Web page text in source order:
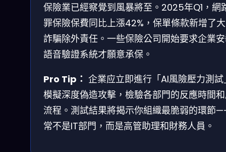
保險業已經察覺到風暴將至。2025年Q1，網
罪保險保費同比上漲42%，保單條款新增了
詐騙除外責任。一些保險公司開始要求企業
語音驗證系統才願意承保。
Pro Tip： 企業应立即進行「AI風險壓力測
模擬深度偽造攻擊，檢驗各部門的反應時間
流程。測試結果將揭示你組織最脆弱的環節
常不是IT部門，而是高管助理和財務人員。